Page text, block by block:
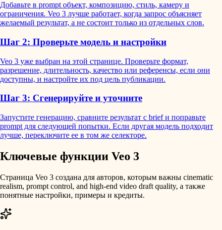
Добавьте в prompt объект, композицию, стиль, камеру и
ограничения. Veo 3 лучше работает, когда запрос объясняет
желаемый результат, а не состоит только из отдельных слов.
Шаг 2: Проверьте модель и настройки
Veo 3 уже выбран на этой странице. Проверьте формат,
разрешение, длительность, качество или референсы, если они
доступны, и настройте их под цель публикации.
Шаг 3: Сгенерируйте и уточните
Запустите генерацию, сравните результат с brief и поправьте
prompt для следующей попытки. Если другая модель подходит
лучше, переключите ее в том же селекторе.
Ключевые функции Veo 3
Страница Veo 3 создана для авторов, которым важны cinematic
realism, prompt control, and high-end video draft quality, а также
понятные настройки, примеры и кредиты.